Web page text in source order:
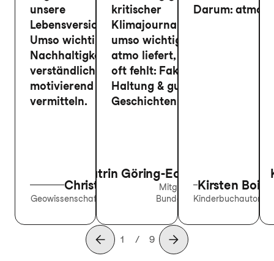
unsere
Lebensversicherung.
Umso wichtiger ist es,
Nachhaltigkeitsthemen
verständlich und
motivierend zu
vermitteln.
Christian Klepp
Geowissenschaftler und Autor
kritischer
Klimajournalismus
umso wichtiger.
atmo liefert, was
oft fehlt: Fakten,
Haltung & gute
Geschichten.
Katrin Göring-Eckardt
Mitglied des
Bundestages
Darum: atmo!
Kirsten Boie
Kinderbuchautorin
1 / 9